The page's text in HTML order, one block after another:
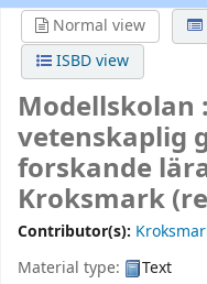
Normal view
ISBD view
Modellskolan
vetenskaplig
forskande
Kroksmark
Contributor(s):
Material type:
Text